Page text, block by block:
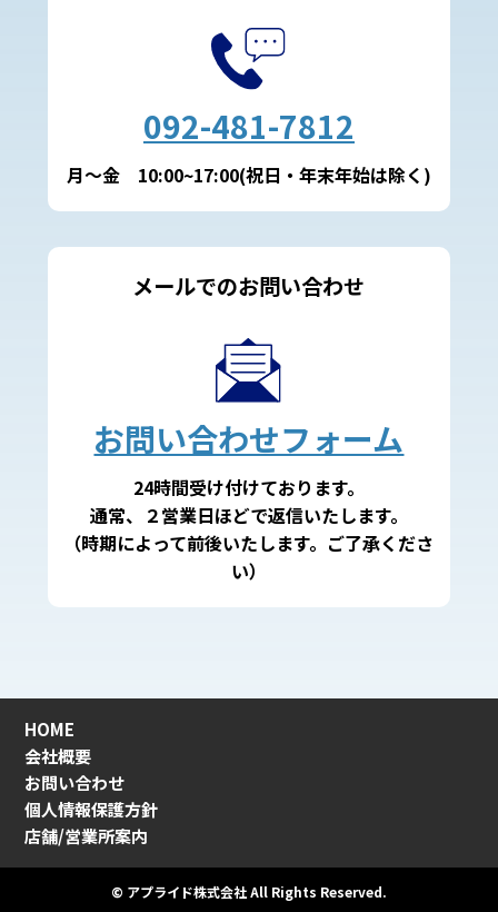
092-481-7812
月～金 10:00~17:00(祝日・年末年始は除く)
メールでのお問い合わせ
お問い合わせフォーム
24時間受け付けております。
通常、２営業日ほどで返信いたします。
（時期によって前後いたします。ご了承くださ
い）
HOME
会社概要
お問い合わせ
個人情報保護方針
店舗/営業所案内
© アプライド株式会社 All Rights Reserved.